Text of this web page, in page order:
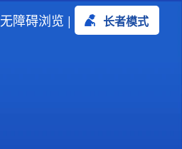
无障碍浏览 | 长者模式